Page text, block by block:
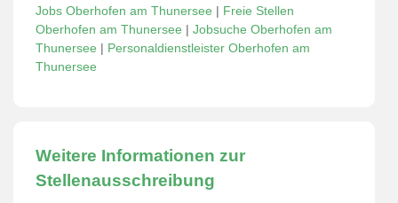
Jobs Oberhofen am Thunersee | Freie Stellen
Oberhofen am Thunersee | Jobsuche Oberhofen am
Thunersee | Personaldienstleister Oberhofen am
Thunersee
Weitere Informationen zur
Stellenausschreibung